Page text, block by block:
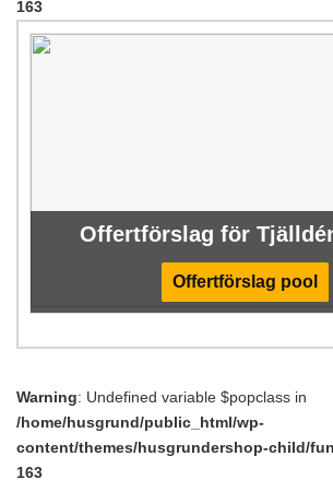
163
Offertförslag för
Offertförslag pool
Warning: Undefined variable $popclass in
/home/husgrund/public_html/wp-
content/themes/husgrundershop-child/
163